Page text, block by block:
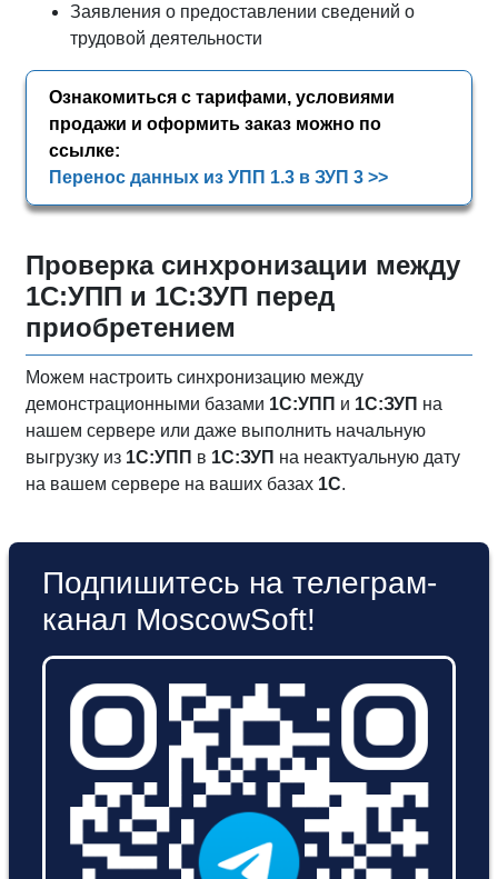
Заявления о предоставлении сведений о
трудовой деятельности
Ознакомиться с тарифами, условиями
продажи и оформить заказ можно по
ссылке:
Перенос данных из УПП 1.3 в ЗУП 3 >>
Проверка синхронизации между
1С:УПП и 1С:ЗУП перед
приобретением
Можем настроить синхронизацию между
демонстрационными базами 1С:УПП и 1С:ЗУП на
нашем сервере или даже выполнить начальную
выгрузку из 1С:УПП в 1С:ЗУП на неактуальную дату
на вашем сервере на ваших базах 1С.
Подпишитесь на телеграм-
канал MoscowSoft!